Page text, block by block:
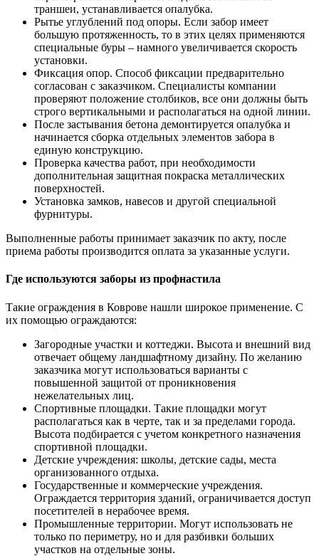
траншеи, устанавливается опалубка.
Рытье углублений под опоры. Если забор имеет
большую протяженность, то в этих целях применяются
специальные буры – намного увеличивается скорость
установки.
Фиксация опор. Способ фиксации предварительно
согласован с заказчиком. Специалисты компании
проверяют положение столбиков, все они должны быть
строго вертикальными и располагаться на одной линии.
После застывания бетона демонтируется опалубка и
начинается сборка отдельных элементов забора в
единую конструкцию.
Проверка качества работ, при необходимости
дополнительная защитная покраска металлических
поверхностей.
Установка замков, навесов и другой специальной
фурнитуры.
Выполненные работы принимает заказчик по акту, после
приема работы производится оплата за указанные услуги.
Где используются заборы из профнастила
Такие ограждения в Коврове нашли широкое применение. С
их помощью ограждаются:
Загородные участки и коттеджи. Высота и внешний вид
отвечает общему ландшафтному дизайну. По желанию
заказчика могут использоваться варианты с
повышенной защитой от проникновения
нежелательных лиц.
Спортивные площадки. Такие площадки могут
располагаться как в черте, так и за пределами города.
Высота подбирается с учетом конкретного назначения
спортивной площадки.
Детские учреждения: школы, детские сады, места
организованного отдыха.
Государственные и коммерческие учреждения.
Ограждается территория зданий, ограничивается доступ
посетителей в нерабочее время.
Промышленные территории. Могут использовать не
только по периметру, но и для разбивки больших
участков на отдельные зоны.